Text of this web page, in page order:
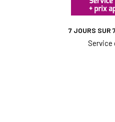
7 JOURS SUR
Service